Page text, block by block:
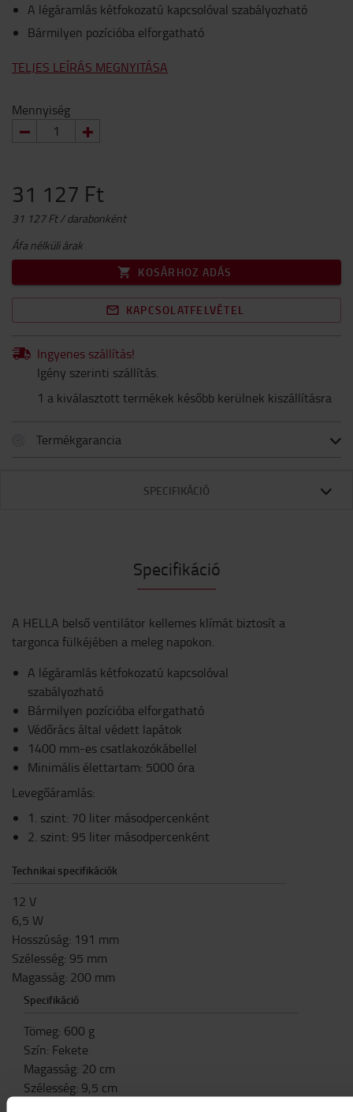
A légáramlás kétfokozatú kapcsolóval szabályozható
Bármilyen pozícióba elforgatható
TELJES LEÍRÁS MEGNYITÁSA
Mennyiség
31 127 Ft
31 127 Ft / darabonként
Áfa nélküli árak
KOSÁRHOZ ADÁS
KAPCSOLATFELVÉTEL
Ingyenes szállítás!
Igény szerinti szállítás.
1 a kiválasztott termékek később kerülnek kiszállításra
Termékgarancia
SPECIFIKÁCIÓ
Specifikáció
A HELLA belső ventilátor kellemes klímát biztosít a
targonca fülkéjében a meleg napokon.
A légáramlás kétfokozatú kapcsolóval
szabályozható
Bármilyen pozícióba elforgatható
Védőrács által védett lapátok
1400 mm-es csatlakozókábellel
Minimális élettartam: 5000 óra
Levegőáramlás:
1. szint: 70 liter másodpercenként
2. szint: 95 liter másodpercenként
Technikai specifikációk
12 V
6,5 W
Hosszúság: 191 mm
Szélesség: 95 mm
Magasság: 200 mm
Specifikáció
Tömeg: 600 g
Szín: Fekete
Magasság: 20 cm
Szélesség: 9,5 cm